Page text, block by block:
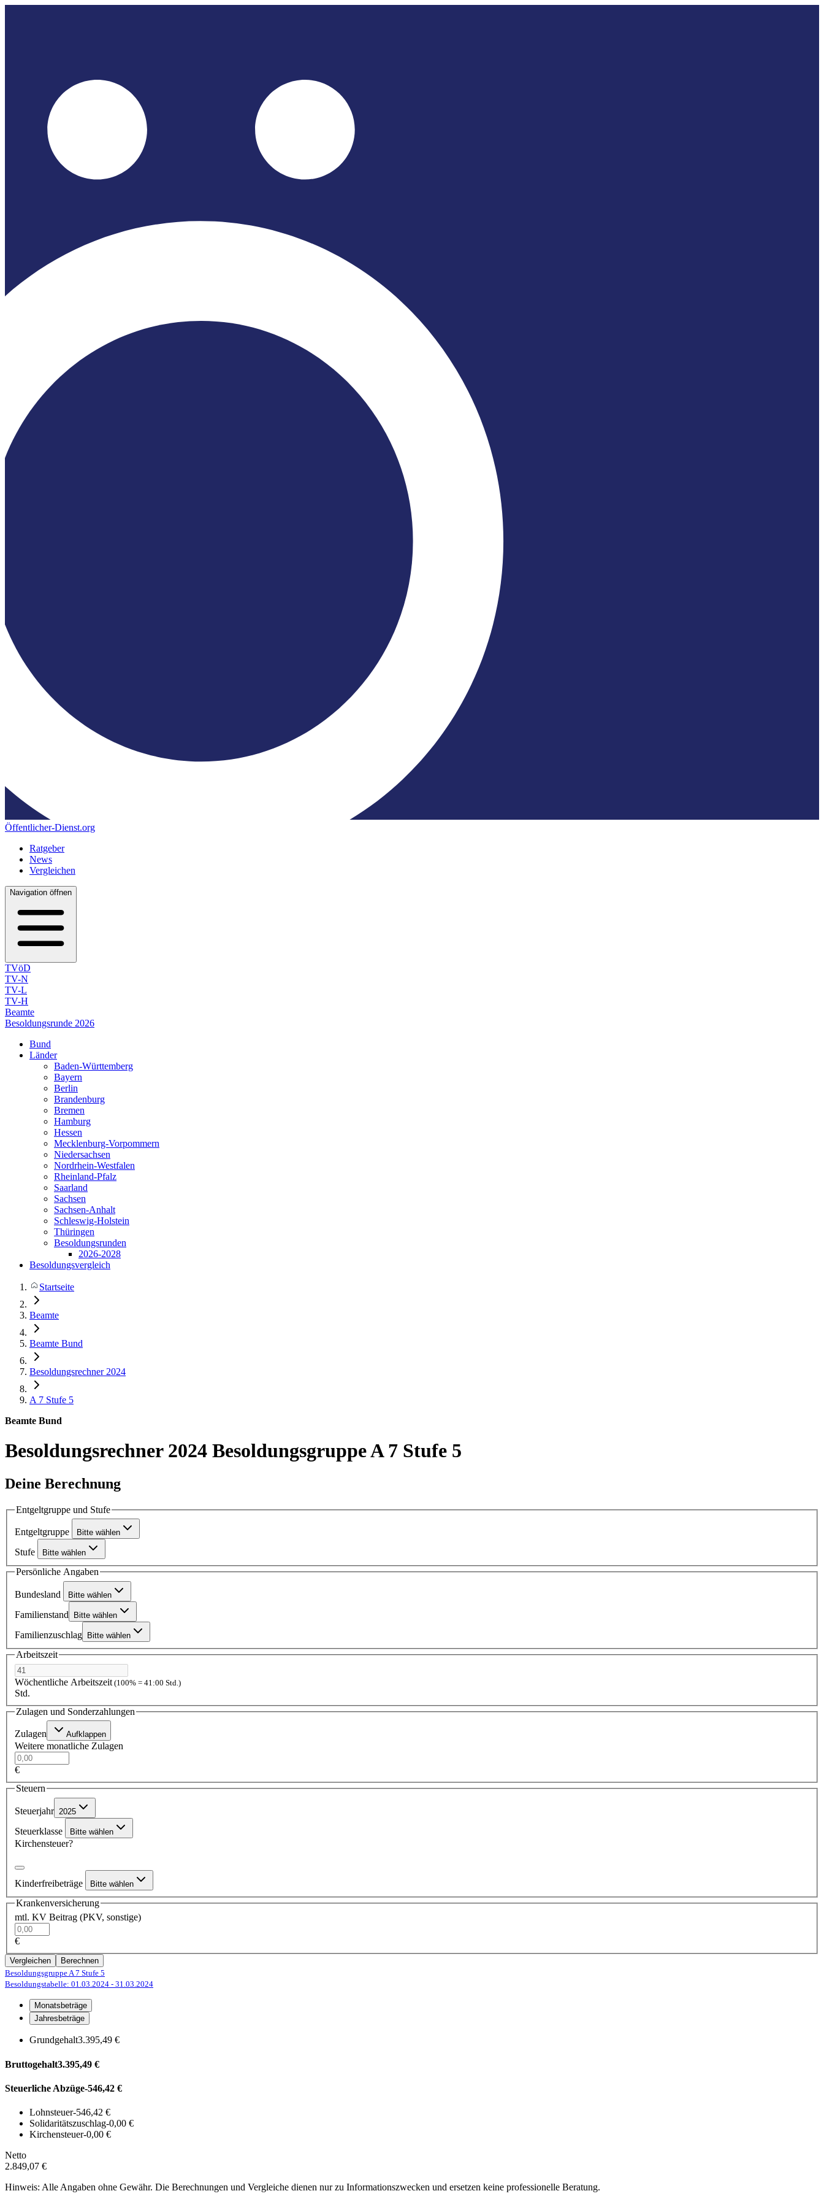
Öffentlicher-Dienst.org
Ratgeber
News
Vergleichen
Navigation öffnen
TVöD
TV-N
TV-L
TV-H
Beamte
Besoldungsrunde 2026
Bund
Länder
Baden-Württemberg
Bayern
Berlin
Brandenburg
Bremen
Hamburg
Hessen
Mecklenburg-Vorpommern
Niedersachsen
Nordrhein-Westfalen
Rheinland-Pfalz
Saarland
Sachsen
Sachsen-Anhalt
Schleswig-Holstein
Thüringen
Besoldungsrunden
2026-2028
Besoldungsvergleich
Startseite
Beamte
Beamte Bund
Besoldungsrechner 2024
A 7 Stufe 5
Beamte Bund
Besoldungsrechner 2024 Besoldungsgruppe A 7 Stufe 5
Deine Berechnung
Entgeltgruppe und Stufe
Entgeltgruppe Bitte wählen
Stufe Bitte wählen
Persönliche Angaben
Bundesland Bitte wählen
Familienstand Bitte wählen
Familienzuschlag Bitte wählen
Arbeitszeit
Wöchentliche Arbeitszeit (100% = 41:00 Std.)
Std.
Zulagen und Sonderzahlungen
Zulagen Aufklappen
Weitere monatliche Zulagen
€
Steuern
Steuerjahr 2025
Steuerklasse Bitte wählen
Kirchensteuer?
Kinderfreibeträge Bitte wählen
Krankenversicherung
mtl. KV Beitrag (PKV, sonstige)
€
Vergleichen
Berechnen
Besoldungsgruppe A 7 Stufe 5
Besoldungstabelle: 01.03.2024 - 31.03.2024
Monatsbeträge
Jahresbeträge
Grundgehalt3.395,49 €
Bruttogehalt3.395,49 €
Steuerliche Abzüge-546,42 €
Lohnsteuer-546,42 €
Solidaritätszuschlag-0,00 €
Kirchensteuer-0,00 €
Netto
2.849,07 €
Hinweis: Alle Angaben ohne Gewähr. Die Berechnungen und Vergleiche dienen nur zu Informationszwecken und ersetzen keine professionelle Beratung.